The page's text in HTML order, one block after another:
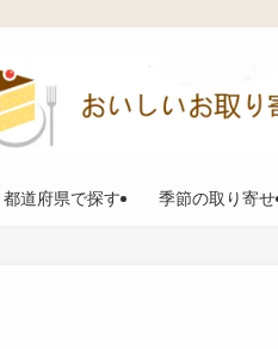
都道府県で探す 季節の取り寄せ